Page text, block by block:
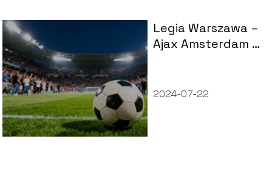
Legia Warszawa –
Ajax Amsterdam –
2024-07-22